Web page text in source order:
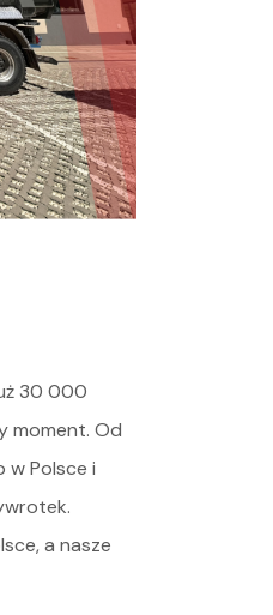
30 000
moment. Od
w Polsce i
a nasze